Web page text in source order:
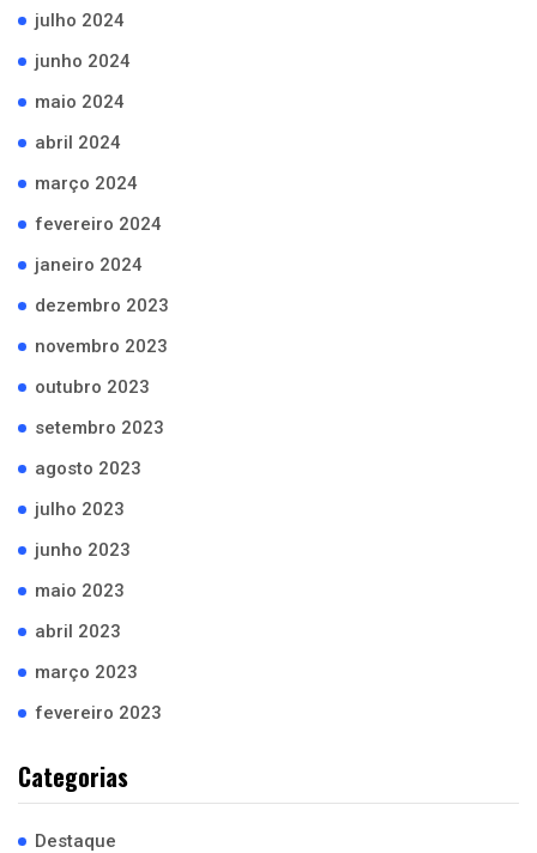
julho 2024
junho 2024
maio 2024
abril 2024
março 2024
fevereiro 2024
janeiro 2024
dezembro 2023
novembro 2023
outubro 2023
setembro 2023
agosto 2023
julho 2023
junho 2023
maio 2023
abril 2023
março 2023
fevereiro 2023
Categorias
Destaque